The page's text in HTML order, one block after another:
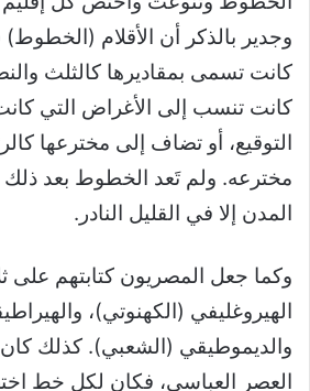
وجدير بالذكر أن الأقلام
كانت تسمى بمقاديرها كالثلث
كانت تنسب إلى الأغراض التي
التوقيع، أو تضاف إلى مخترعها
مخترعه. ولم تَعد الخطوط بعد
المدن إلا في القليل النادر.
وكما جعل المصريون كتابتهم على
الهيروغليفي (الكهنوتي)،
والديموطيقي (الشعبي). كذلك
العصر العباسي، فكان لكل خط